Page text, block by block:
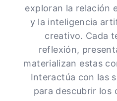
exploran la relación
y la inteligencia
creativo. Cada
reflexión,
materializan estas
Interactúa con las
para descubrir los